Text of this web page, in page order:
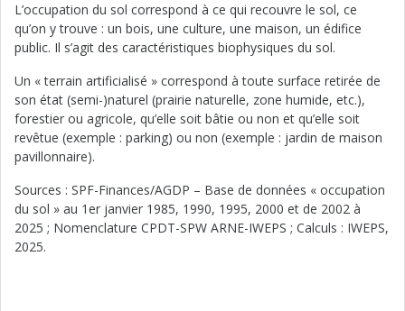
L’occupation du sol correspond à ce qui recouvre le sol, ce
qu’on y trouve : un bois, une culture, une maison, un édifice
public. Il s’agit des caractéristiques biophysiques du sol.
Un « terrain artificialisé » correspond à toute surface retirée de
son état (semi-)naturel (prairie naturelle, zone humide, etc.),
forestier ou agricole, qu’elle soit bâtie ou non et qu’elle soit
revêtue (exemple : parking) ou non (exemple : jardin de maison
pavillonnaire).
Sources : SPF-Finances/AGDP – Base de données « occupation
du sol » au 1er janvier 1985, 1990, 1995, 2000 et de 2002 à
2025 ; Nomenclature CPDT-SPW ARNE-IWEPS ; Calculs : IWEPS,
2025.